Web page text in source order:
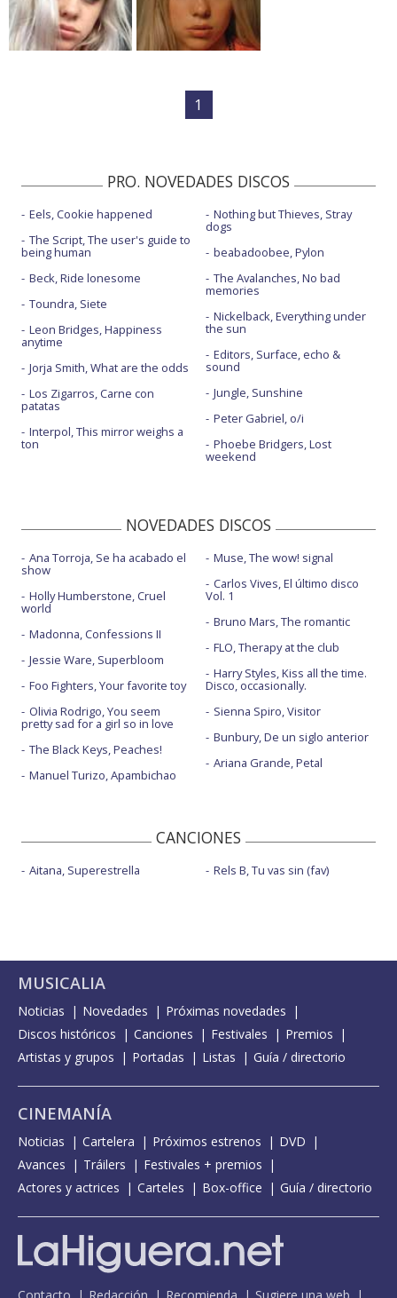
1
PRO. NOVEDADES DISCOS
Eels, Cookie happened
The Script, The user's guide to
being human
Beck, Ride lonesome
Toundra, Siete
Leon Bridges, Happiness
anytime
Jorja Smith, What are the odds
Los Zigarros, Carne con
patatas
Interpol, This mirror weighs a
ton
Nothing but Thieves, Stray
dogs
beabadoobee, Pylon
The Avalanches, No bad
memories
Nickelback, Everything under
the sun
Editors, Surface, echo &
sound
Jungle, Sunshine
Peter Gabriel, o/i
Phoebe Bridgers, Lost
weekend
NOVEDADES DISCOS
Ana Torroja, Se ha acabado el
show
Holly Humberstone, Cruel
world
Madonna, Confessions II
Jessie Ware, Superbloom
Foo Fighters, Your favorite toy
Olivia Rodrigo, You seem
pretty sad for a girl so in love
The Black Keys, Peaches!
Manuel Turizo, Apambichao
Muse, The wow! signal
Carlos Vives, El último disco
Vol. 1
Bruno Mars, The romantic
FLO, Therapy at the club
Harry Styles, Kiss all the time.
Disco, occasionally.
Sienna Spiro, Visitor
Bunbury, De un siglo anterior
Ariana Grande, Petal
CANCIONES
Aitana, Superestrella Rels B, Tu vas sin (fav)
MUSICALIA
Noticias Novedades
Próximas novedades
Discos históricos
Canciones Festivales
Premios
Artistas y grupos
Portadas Listas Guía / directorio
CINEMANÍA
Noticias Cartelera Próximos estrenos
DVD
Avances
Tráilers
Festivales + premios
Actores y actrices
Carteles Box-office Guía / directorio